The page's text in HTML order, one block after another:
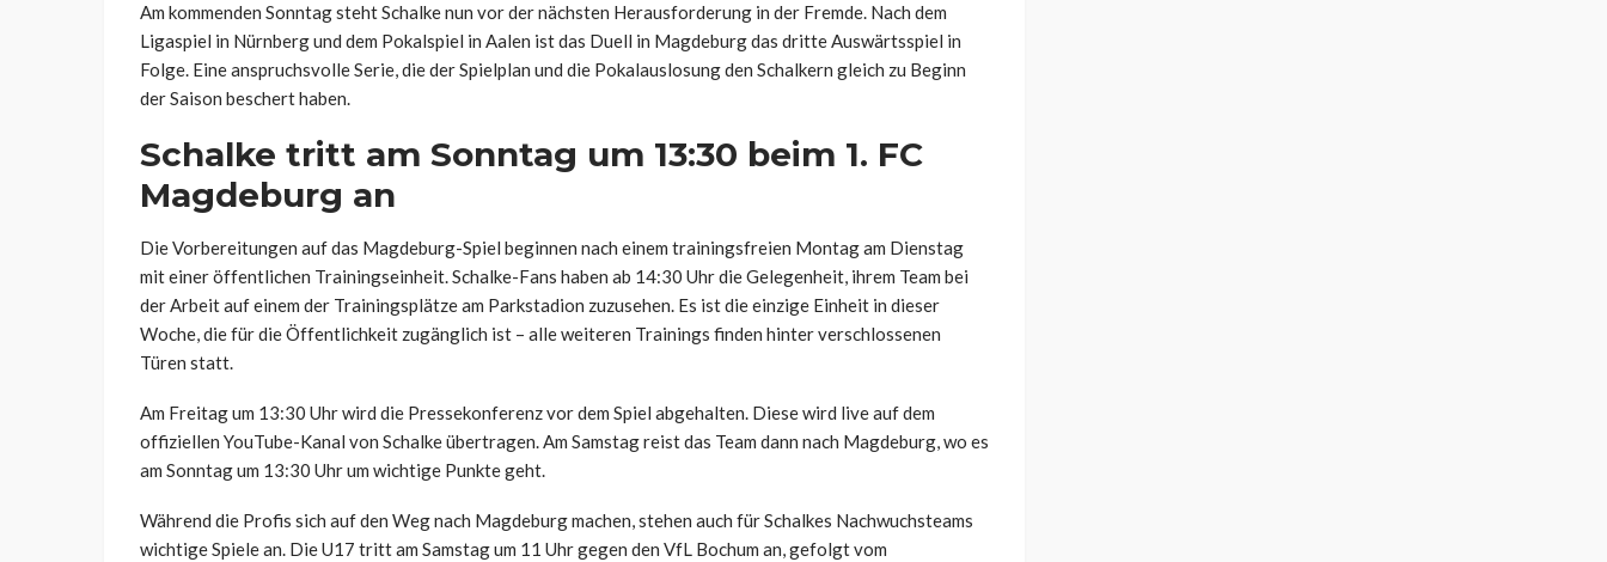
Am kommenden Sonntag steht Schalke nun vor der nächsten Herausforderung in der Fremde. Nach dem
Ligaspiel in Nürnberg und dem Pokalspiel in Aalen ist das Duell in Magdeburg das dritte Auswärtsspiel in
Folge. Eine anspruchsvolle Serie, die der Spielplan und die Pokalauslosung den Schalkern gleich zu Beginn
der Saison beschert haben.
Schalke tritt am Sonntag um 13:30 beim 1. FC
Magdeburg an
Die Vorbereitungen auf das Magdeburg-Spiel beginnen nach einem trainingsfreien Montag am Dienstag
mit einer öffentlichen Trainingseinheit. Schalke-Fans haben ab 14:30 Uhr die Gelegenheit, ihrem Team bei
der Arbeit auf einem der Trainingsplätze am Parkstadion zuzusehen. Es ist die einzige Einheit in dieser
Woche, die für die Öffentlichkeit zugänglich ist – alle weiteren Trainings finden hinter verschlossenen
Türen statt.
Am Freitag um 13:30 Uhr wird die Pressekonferenz vor dem Spiel abgehalten. Diese wird live auf dem
offiziellen YouTube-Kanal von Schalke übertragen. Am Samstag reist das Team dann nach Magdeburg, wo es
am Sonntag um 13:30 Uhr um wichtige Punkte geht.
Während die Profis sich auf den Weg nach Magdeburg machen, stehen auch für Schalkes Nachwuchsteams
wichtige Spiele an. Die U17 tritt am Samstag um 11 Uhr gegen den VfL Bochum an, gefolgt vom